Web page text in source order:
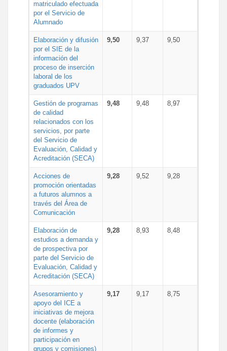
matriculado efectuada
por el Servicio de
Alumnado
Elaboración y difusión
por el SIE de la
información del
proceso de inserción
laboral de los
graduados UPV
9,50 9,37 9,50
Gestión de programas
de calidad
relacionados con los
servicios, por parte
del Servicio de
Evaluación, Calidad y
Acreditación (SECA)
9,48 9,48 8,97
Acciones de
promoción orientadas
a futuros alumnos a
través del Área de
Comunicación
9,28 9,52 9,28
Elaboración de
estudios a demanda y
de prospectiva por
parte del Servicio de
Evaluación, Calidad y
Acreditación (SECA)
9,28 8,93 8,48
Asesoramiento y
apoyo del ICE a
iniciativas de mejora
docente (elaboración
de informes y
participación en
grupos y comisiones)
9,17 9,17 8,75